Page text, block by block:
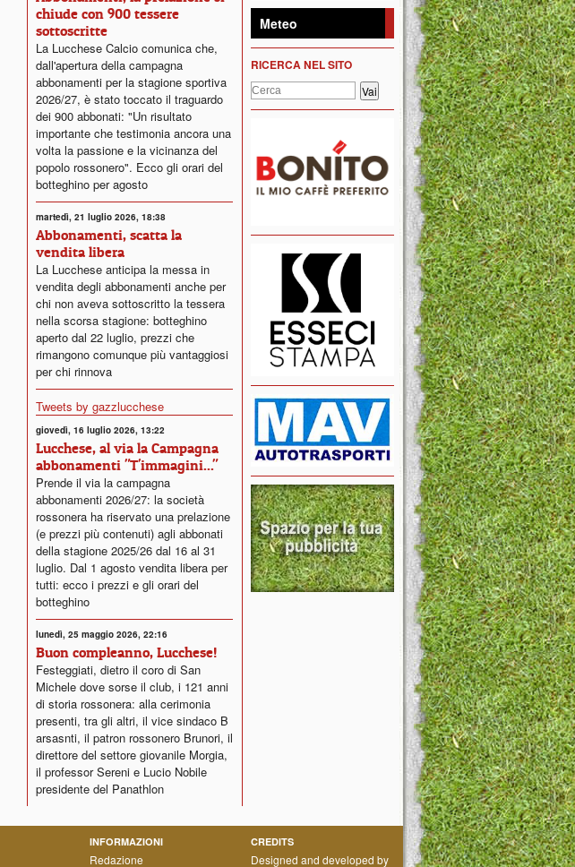
chiude con 900 tessere
sottoscritte
La Lucchese Calcio comunica che,
dall'apertura della campagna
abbonamenti per la stagione sportiva
2026/27, è stato toccato il traguardo
dei 900 abbonati: "Un risultato
importante che testimonia ancora una
volta la passione e la vicinanza del
popolo rossonero". Ecco gli orari del
botteghino per agosto
martedì, 21 luglio 2026, 18:38
Abbonamenti, scatta la
vendita libera
La Lucchese anticipa la messa in
vendita degli abbonamenti anche per
chi non aveva sottoscritto la tessera
nella scorsa stagione: botteghino
aperto dal 22 luglio, prezzi che
rimangono comunque più vantaggiosi
per chi rinnova
Tweets by gazzlucchese
giovedì, 16 luglio 2026, 13:22
Lucchese, al via la Campagna
abbonamenti "T'immagini..."
Prende il via la campagna
abbonamenti 2026/27: la società
rossonera ha riservato una prelazione
(e prezzi più contenuti) agli abbonati
della stagione 2025/26 dal 16 al 31
luglio. Dal 1 agosto vendita libera per
tutti: ecco i prezzi e gli orari del
botteghino
lunedì, 25 maggio 2026, 22:16
Buon compleanno, Lucchese!
Festeggiati, dietro il coro di San
Michele dove sorse il club, i 121 anni
di storia rossonera: alla cerimonia
presenti, tra gli altri, il vice sindaco B
arsasnti, il patron rossonero Brunori, il
direttore del settore giovanile Morgia,
il professor Sereni e Lucio Nobile
presidente del Panathlon
Meteo
RICERCA NEL SITO
INFORMAZIONI
Redazione
CREDITS
Designed and developed by